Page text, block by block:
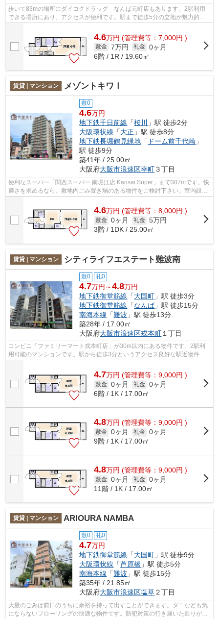
歩いて83mの場所にダイコクドラッグ なんば元町店もあります。2駅利用
できる場所にあり、アクセスが便利です。駅まで徒歩5分の立地が魅力的
4.6万円 (管理費等：7,000円 )
敷金 7万円 礼金 0ヶ月
6階 / 1R / 19.60㎡
賃貸 | マンション メゾントキワⅠ
敷0
4.6万円
地下鉄千日前線 「桜川
」駅 徒歩2分
大阪環状線 「大正 」駅 徒歩8分
地下鉄長堀鶴見緑地 「 ドーム前千代崎 」
駅 徒歩9分
築41年 / 25.00㎡
大阪府大阪市浪速区幸町３丁目
便利なスーパー「関西スーパー 南堀江店 Kansai Super」まで387mです。快
適さを求めるなら、敷地内ごみ置き場のある物件をご検討下さい。室内設備
や機能性にこだわったマンション物件...
4.6万円 (管理費等：8,000円 )
敷金 0ヶ月 礼金 5万円
3階 / 1DK / 25.00㎡
賃貸 | マンション シティライフエステート難波南
敷0 礼0
4.7万円～4.8万円
地下鉄御堂筋線 「大国町 」駅 徒歩3分
地下鉄御堂筋線 「なんば」駅 徒歩15分
南海本線 「難波 」駅 徒歩13分
築28年 / 17.00㎡
大阪府大阪市浪速区戎本町 １丁目
コンビニ「ファミリーマート戎本町店」が30m以内にある物件です。2駅利
用可能のマンションです。駅から徒歩3分というアクセス良好な駅近物件は
4.7万円 (管理費等：9,000円 )
敷金 0ヶ月 礼金 0ヶ月
6階 / 1K / 17.00㎡
4.8万円 (管理費等：9,000円 )
敷金 0ヶ月 礼金 0ヶ月
9階 / 1K / 17.00㎡
4.8万円 (管理費等：9,000円 )
敷金 0ヶ月 礼金 0ヶ月
11階 / 1K / 17.00㎡
賃貸 | マンション ARIOURA NAMBA
敷0 礼0
4.7万円
地下鉄御堂筋線 「大国町 」駅 徒歩9分
大阪環状線 「芦原橋 」駅 徒歩5分
南海本線 「難波 」駅 徒歩15分
築35年 / 21.85㎡
大阪府大阪市浪速区塩草２丁目
大量のごみは前日のうちに余裕を持って出すことができます。ダニなども気
にならないフローリングの快適な物件です。防犯対策の行き届いた造りがポ